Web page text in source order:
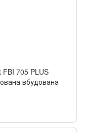
705 PLUS
вбудована